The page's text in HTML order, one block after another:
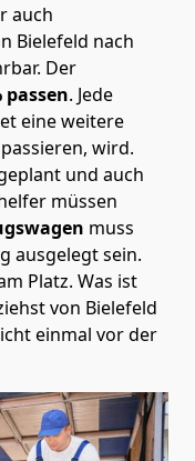
auch
Bielefeld nach
Der
passen. Jede
eine weitere
wird.
und auch
müssen
muss
ausgelegt sein.
Platz. Was ist
von Bielefeld
einmal vor der